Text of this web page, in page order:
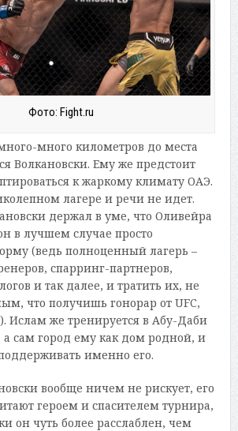
Фото: Fight.ru
много километров до места
Волкановски. Ему же предстоит
к жаркому климату ОАЭ.
лагере и речи не идет.
держал в уме, что Оливейра
в лучшем случае просто
(ведь полноценный лагерь –
спарринг-партнеров,
и так далее, и тратить их, не
что получишь гонорар от UFC,
Ислам же тренируется в Абу-Даби
а сам город ему как дом родной, и
именно его.
вообще ничем не рискует, его
героем и спасителем турнира,
он чуть более расслаблен, чем